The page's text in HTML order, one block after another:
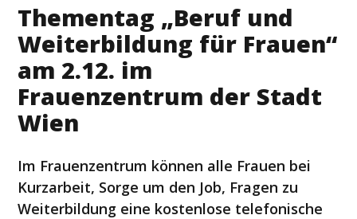
Thementag „Beruf und
Weiterbildung für Frauen“
am 2.12. im
Frauenzentrum der Stadt
Wien
Im Frauenzentrum können alle Frauen bei
Kurzarbeit, Sorge um den Job, Fragen zu
Weiterbildung eine kostenlose telefonische